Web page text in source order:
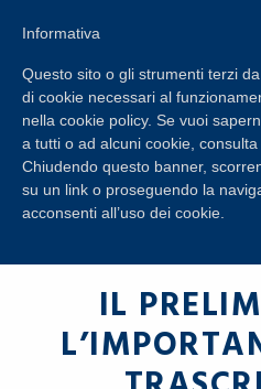
IL
Informativa
Questo sito o gli strumenti terzi
di cookie necessari al
nella cookie policy. Se vuoi
a tutti o ad alcuni cookie, consulta
Chiudendo questo banner,
su un link o proseguendo la
acconsenti all’uso dei cookie.